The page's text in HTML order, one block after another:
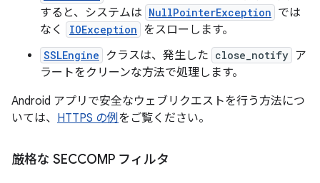
すると、システムは NullPointerException では
なく
IOException をスローします。
SSLEngine クラスは、発生した close_notify ア
ラートをクリーンな方法で処理します。
Android アプリで安全なウェブリクエストを行う方法につ
いては、 HTTPS の例をご覧ください。
厳格な SECCOMP フィルタ